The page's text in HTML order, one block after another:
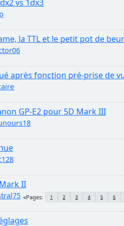
vs 1dx3
la TTL et le petit pot de
après fonction pré-prise de
GP-E2 pour 5D Mark III
II
Pages 1 2 3 4 5 6